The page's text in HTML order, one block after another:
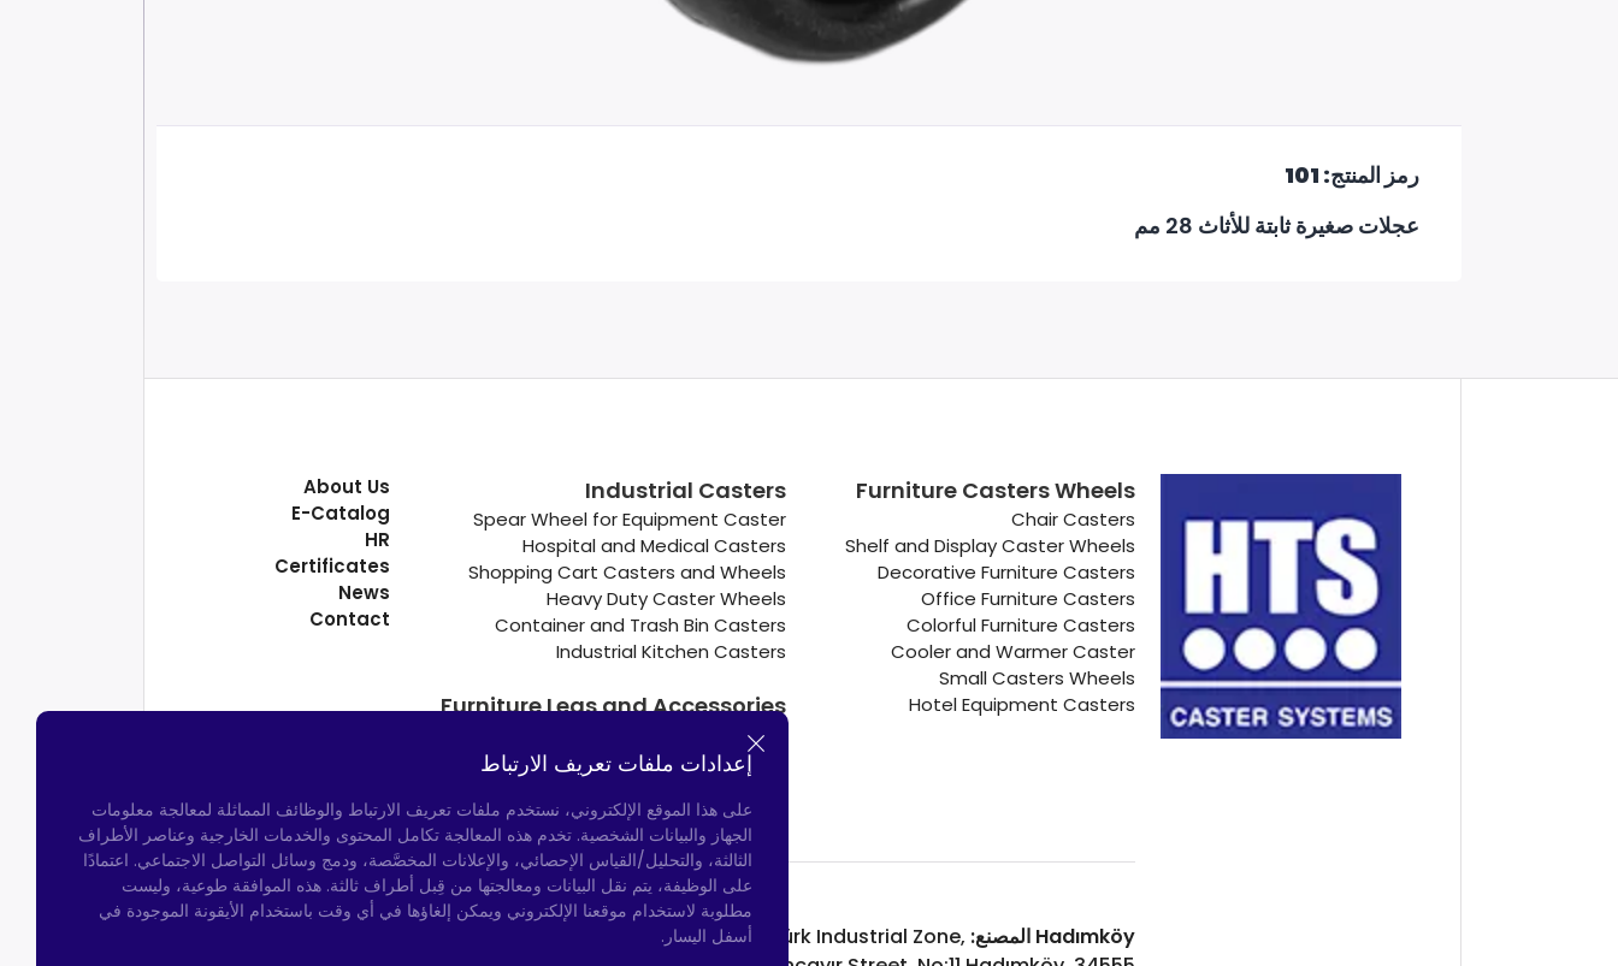
رمز المنتج: 101
عجلات صغيرة ثابتة للأثاث 28 مم
Furniture Casters Wheels
Chair Casters
Shelf and Display Caster Wheels
Decorative Furniture Casters
Office Furniture Casters
Colorful Furniture Casters
Cooler and Warmer Caster
Small Casters Wheels
Hotel Equipment Casters
Industrial Casters
Spear Wheel for Equipment Caster
Hospital and Medical Casters
Shopping Cart Casters and Wheels
Heavy Duty Caster Wheels
Container and Trash Bin Casters
Industrial Kitchen Casters
Furniture Legs and Accessories
Connectors
Door Bumpers
About Us
E-Catalog
HR
Certificates
News
Contact
Hadımköy المصنع:
Atatürk Industrial Zone,
Bayrampaşa المتجر:
إعدادات ملفات تعريف الارتباط
على هذا الموقع الإلكتروني، نستخدم ملفات تعريف الارتباط والوظائف المماثلة لمعالجة معلومات
الجهاز والبيانات الشخصية. تخدم هذه المعالجة تكامل المحتوى والخدمات الخارجية وعناصر الأطراف
الثالثة، والتحليل/القياس الإحصائي، والإعلانات المخصَّصة، ودمج وسائل التواصل الاجتماعي. اعتمادًا
على الوظيفة، يتم نقل البيانات ومعالجتها من قِبل أطراف ثالثة. هذه الموافقة طوعية، وليست
مطلوبة لاستخدام موقعنا الإلكتروني ويمكن إلغاؤها في أي وقت باستخدام الأيقونة الموجودة في
أسفل اليسار.